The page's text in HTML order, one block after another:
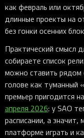
как февраль или
длинные проекты на
без гонки осенних
Практический смысл
собираете список
можно ставить рядом
голове как туманный
премьер пригодится
апреля 2026: у SAO
расписании, а
платформе играть и